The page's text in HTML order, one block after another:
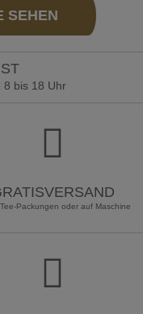
SEHEN
8 bis 18 Uhr
Packungen oder auf Maschine